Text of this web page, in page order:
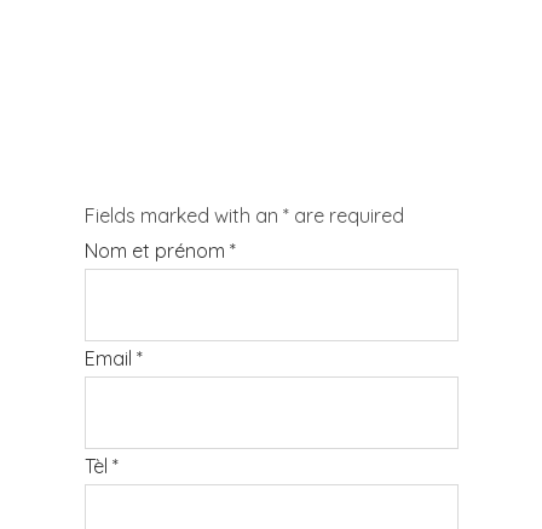
Fields marked with an * are required
Nom et prénom *
Email *
Tèl *